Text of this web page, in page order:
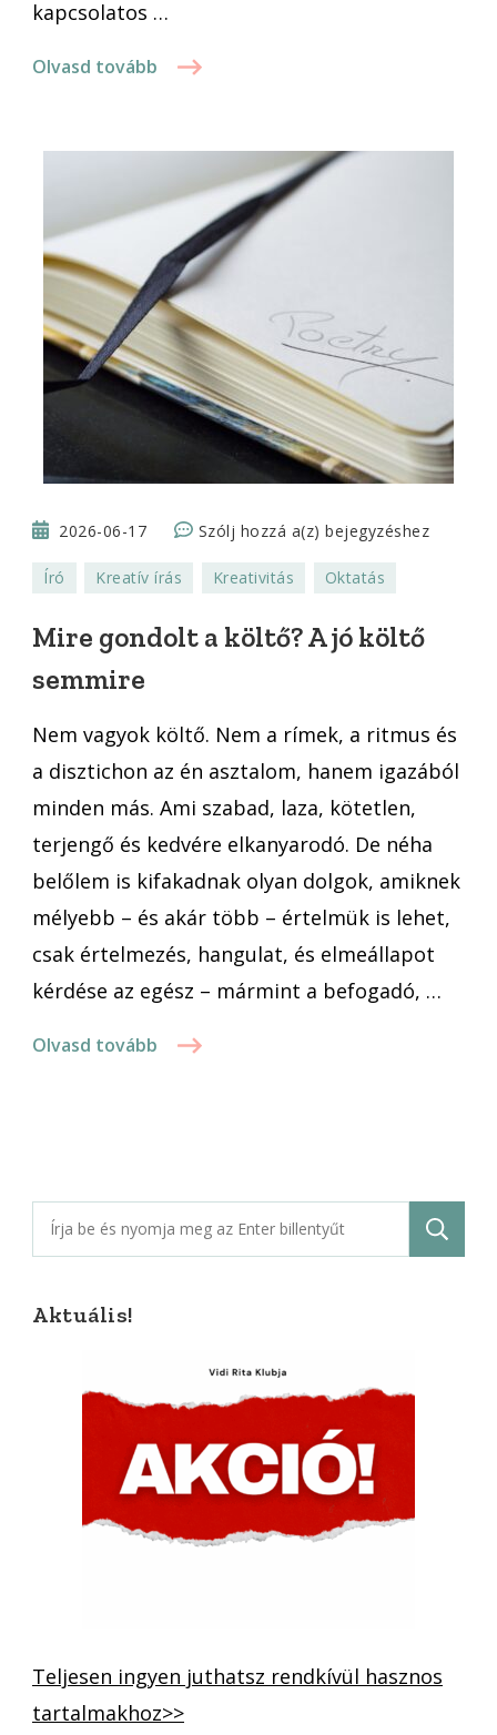
kapcsolatos …
Olvasd tovább
2026-06-17 Szólj hozzá a(z)Mire
a
A
semmire
bejegyzéshez
Író Kreatív írás Kreativitás Oktatás
Mire gondolt a költő? A jó költő
semmire
Nem vagyok költő. Nem a rímek, a ritmus és
a disztichon az én asztalom, hanem igazából
minden más. Ami szabad, laza, kötetlen,
terjengő és kedvére elkanyarodó. De néha
belőlem is kifakadnak olyan dolgok, amiknek
mélyebb – és akár több – értelmük is lehet,
csak értelmezés, hangulat, és elmeállapot
kérdése az egész – mármint a befogadó, …
Olvasd tovább
Keresés:
Aktuális!
Teljesen ingyen juthatsz rendkívül hasznos
tartalmakhoz>>